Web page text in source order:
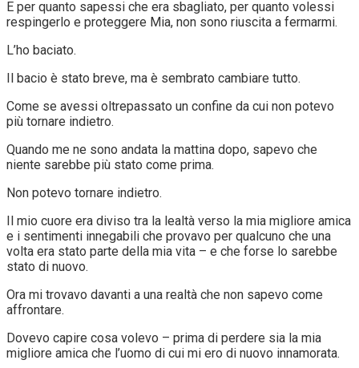
E per quanto sapessi che era sbagliato, per quanto volessi
respingerlo e proteggere Mia, non sono riuscita a fermarmi.
L’ho baciato.
Il bacio è stato breve, ma è sembrato cambiare tutto.
Come se avessi oltrepassato un confine da cui non potevo
più tornare indietro.
Quando me ne sono andata la mattina dopo, sapevo che
niente sarebbe più stato come prima.
Non potevo tornare indietro.
Il mio cuore era diviso tra la lealtà verso la mia migliore amica
e i sentimenti innegabili che provavo per qualcuno che una
volta era stato parte della mia vita – e che forse lo sarebbe
stato di nuovo.
Ora mi trovavo davanti a una realtà che non sapevo come
affrontare.
Dovevo capire cosa volevo – prima di perdere sia la mia
migliore amica che l’uomo di cui mi ero di nuovo innamorata.